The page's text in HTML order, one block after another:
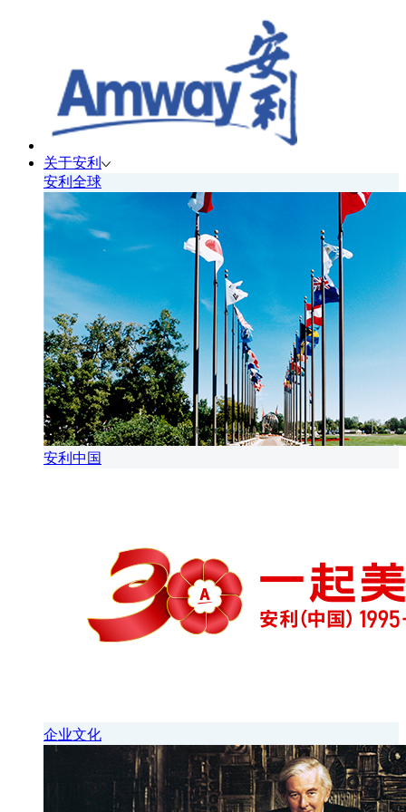
关于安利
安利全球
安利中国
企业文化